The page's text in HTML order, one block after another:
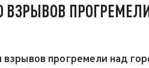
ВЗРЫВОВ
взрывов прогремели над